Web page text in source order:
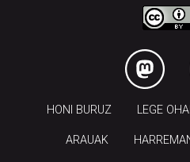
HONI BURUZ LEGE
ARAUAK